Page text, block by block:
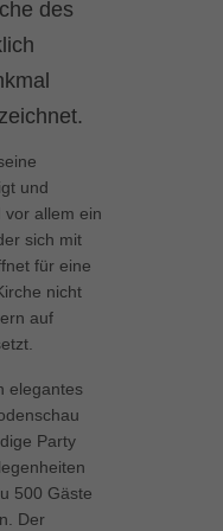
des
und
vor allem ein
sich mit
für eine
nicht
auf
elegantes
Party
500 Gäste
Der
geben oder sich
so nur bestimmte
Speichern
Funktionen und sind für
oder Publishern verwendet,
tun dies, indem sie